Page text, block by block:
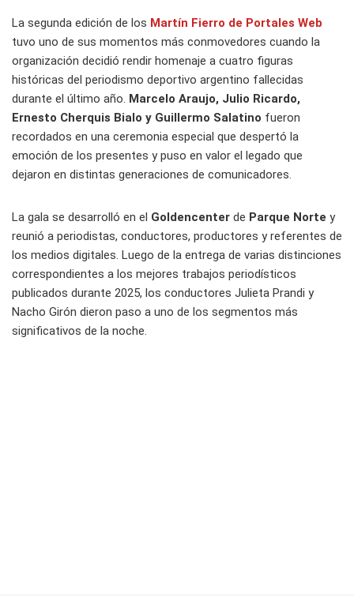
La segunda edición de los Martín Fierro de Portales Web
tuvo uno de sus momentos más conmovedores cuando la
organización decidió rendir homenaje a cuatro figuras
históricas del periodismo deportivo argentino fallecidas
durante el último año. Marcelo Araujo, Julio Ricardo,
Ernesto Cherquis Bialo y Guillermo Salatino fueron
recordados en una ceremonia especial que despertó la
emoción de los presentes y puso en valor el legado que
dejaron en distintas generaciones de comunicadores.
La gala se desarrolló en el Goldencenter de Parque Norte y
reunió a periodistas, conductores, productores y referentes de
los medios digitales. Luego de la entrega de varias distinciones
correspondientes a los mejores trabajos periodísticos
publicados durante 2025, los conductores Julieta Prandi y
Nacho Girón dieron paso a uno de los segmentos más
significativos de la noche.